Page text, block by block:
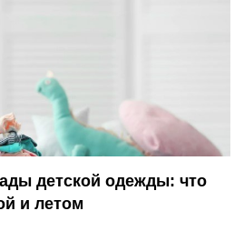
детской одежды: что
и летом